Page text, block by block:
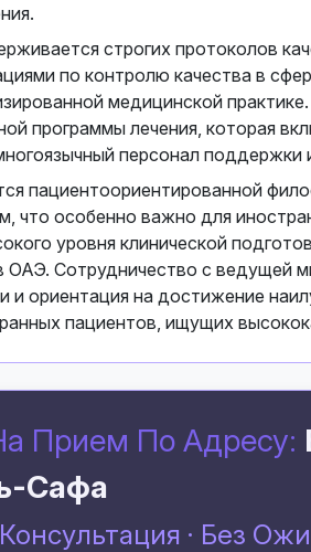
строгих протоколов
по контролю качества в
медицинской
программы лечения, которая
персонал
пациентоориентированной
что особенно важно для
уровня клинической
ОАЭ. Сотрудничество с ведущей
и ориентация на достижение
пациентов, ищущих
Прием По Адресу:
Сафа
· Без